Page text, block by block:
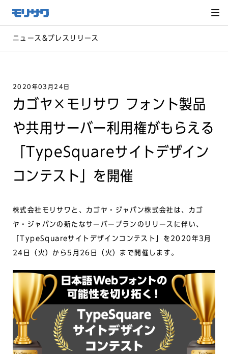
メ
ニュー
飛ばし
へ移動
ニュース&プレスリリース
2020年03月24日
カゴヤ×モリサワ フォント製品
や共用サーバー利用権がもらえる
「TypeSquareサイトデザイン
コンテスト」を開催
株式会社モリサワと、カゴヤ・ジャパン株式会社は、カゴ
ヤ・ジャパンの新たなサーバープランのリリースに伴い、
「TypeSquareサイトデザインコンテスト」を2020年3月
24日（火）から5月26日（火）まで開催します。